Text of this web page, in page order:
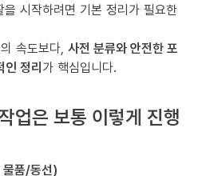
시작하려면 기본 정리가 필요한
속도보다, 사전 분류와 안전한 포
인 정리가 핵심입니다.
업은 보통 이렇게 진행
품/동선)